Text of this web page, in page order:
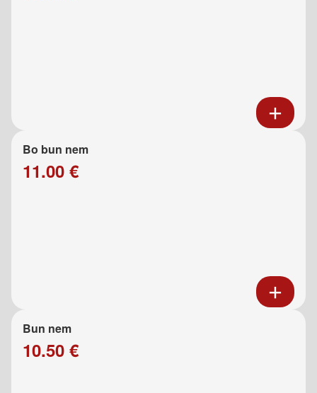
Bo bun nem
11.00 €
Bun nem
10.50 €